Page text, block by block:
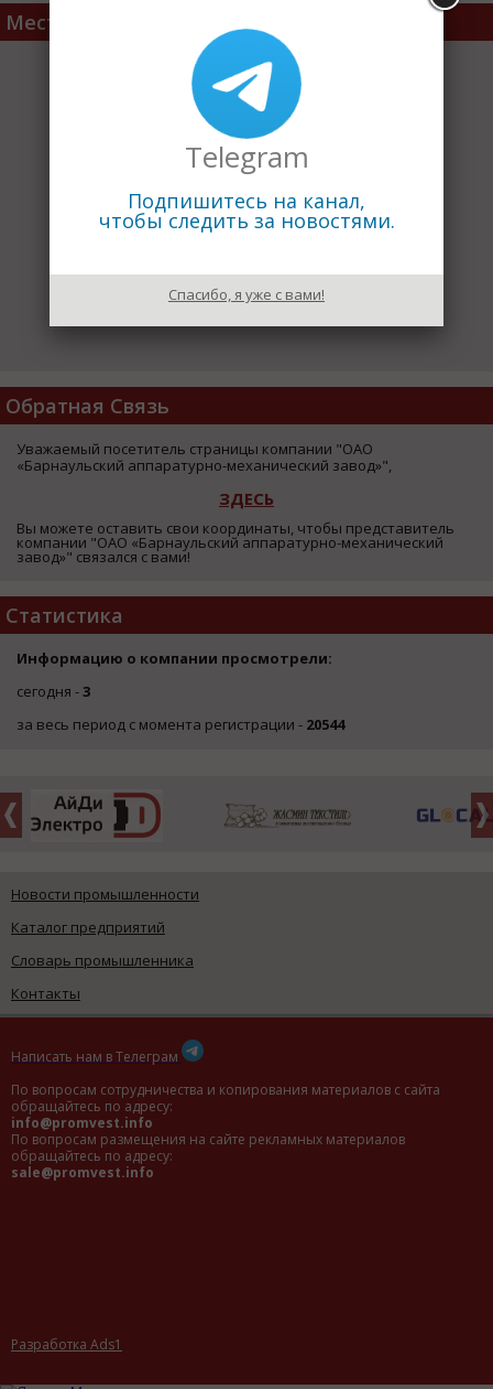
Место расположения
Обратная Связь
Уважаемый посетитель страницы компании "ОАО
«Барнаульский аппаратурно-механический завод»",
ЗДЕСЬ
Вы можете оставить свои координаты, чтобы представитель
компании "ОАО «Барнаульский аппаратурно-механический
завод»" связался с вами!
Статистика
Информацию о компании просмотрели:
сегодня -3
за весь период с момента регистрации - 20544
Новости промышленности
Каталог предприятий
Словарь промышленника
Контакты
Написать нам в Телеграм
По вопросам сотрудничества и копирования материалов с сайта
обращайтесь по адресу:
info@promvest.info
По вопросам размещения на сайте рекламных материалов
обращайтесь по адресу:
sale@promvest.info
Разработка Ads1
Telegram
Подпишитесь на канал,
чтобы следить за новостями.
Спасибо, я уже с вами!